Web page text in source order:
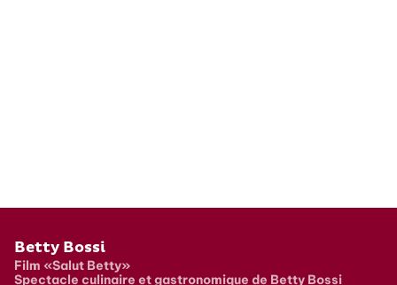
Pied de page
Betty Bossi
Film «Salut Betty»
Spectacle culinaire et gastronomique de Betty Bossi